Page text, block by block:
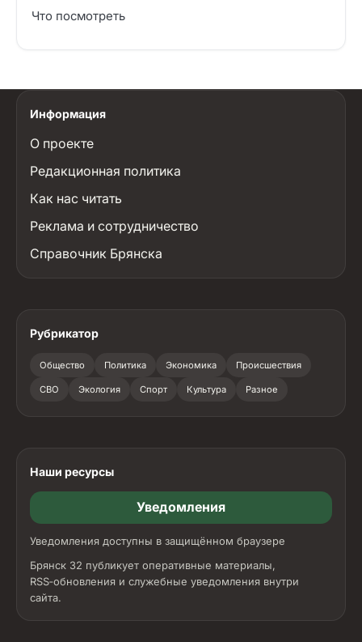
Что посмотреть
Информация
О проекте
Редакционная политика
Как нас читать
Реклама и сотрудничество
Справочник Брянска
Рубрикатор
Общество Политика Экономика Происшествия
СВО Экология Спорт Культура Разное
Наши ресурсы
Уведомления
Уведомления доступны в защищённом браузере
Брянск 32 публикует оперативные материалы,
RSS‑обновления и служебные уведомления внутри
сайта.